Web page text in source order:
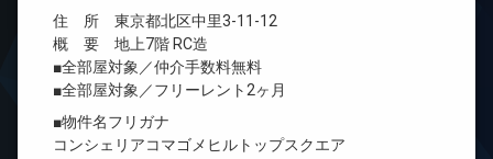
住 所 東京都北区中里3-11-12
概 要 地上7階 RC造
■全部屋対象／仲介手数料無料
■全部屋対象／フリーレント2ヶ月
■物件名フリガナ
コンシェリアコマゴメヒルトップスクエア